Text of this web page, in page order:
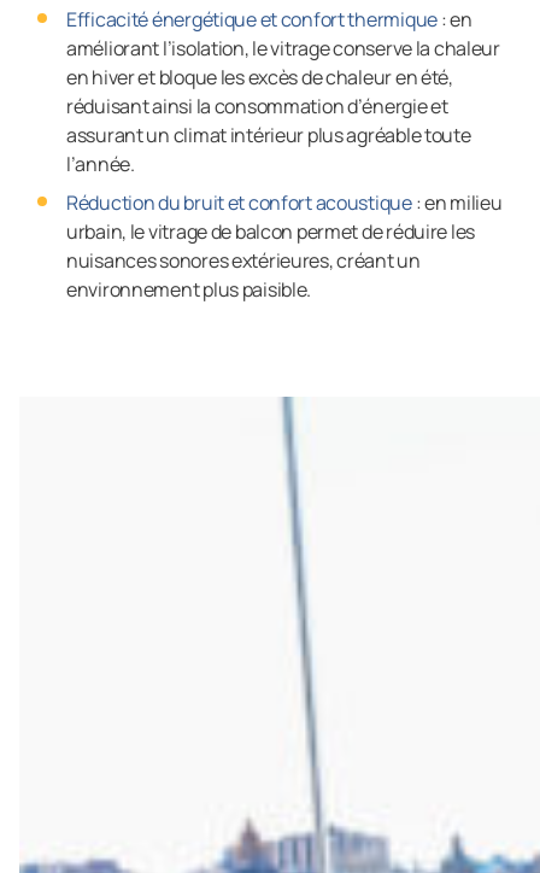
Efficacité énergétique et confort thermique: en
améliorant l’isolation, le vitrage conserve la chaleur
en hiver et bloque les excès de chaleur en été,
réduisant ainsi la consommation d’énergie et
assurant un climat intérieur plus agréable toute
l’année.
Réduction du bruit et confort acoustique: en milieu
urbain, le vitrage de balcon permet de réduire les
nuisances sonores extérieures, créant un
environnement plus paisible.